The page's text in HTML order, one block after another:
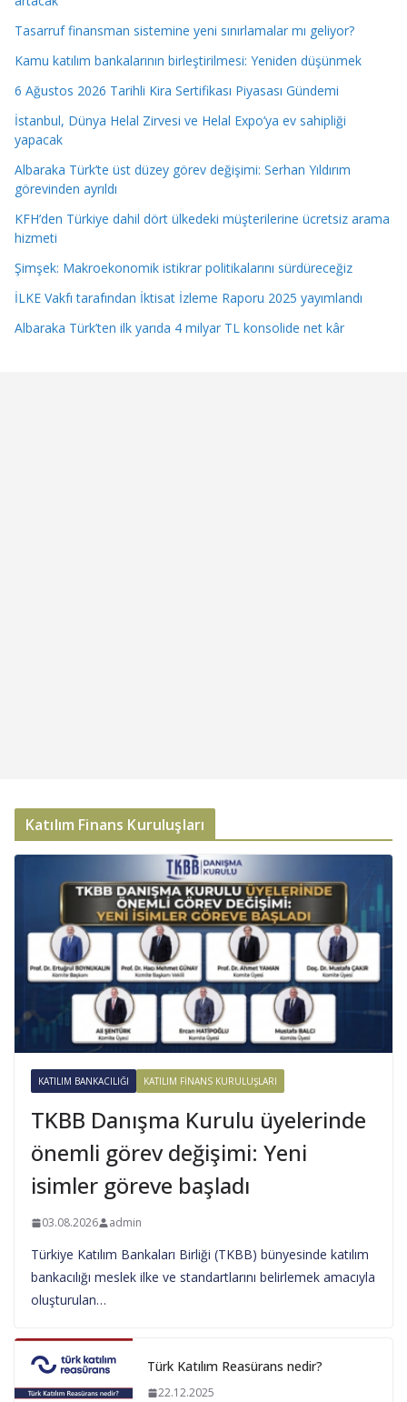
Tasarruf finansman sistemine yeni sınırlamalar mı geliyor?
Kamu katılım bankalarının birleştirilmesi: Yeniden düşünmek
6 Ağustos 2026 Tarihli Kira Sertifikası Piyasası Gündemi
İstanbul, Dünya Helal Zirvesi ve Helal Expo’ya ev sahipliği
yapacak
Albaraka Türk’te üst düzey görev değişimi: Serhan Yıldırım
görevinden ayrıldı
KFH’den Türkiye dahil dört ülkedeki müşterilerine ücretsiz arama
hizmeti
Şimşek: Makroekonomik istikrar politikalarını sürdüreceğiz
İLKE Vakfı tarafından İktisat İzleme Raporu 2025 yayımlandı
Albaraka Türk’ten ilk yarıda 4 milyar TL konsolide net kâr
Katılım Finans Kuruluşları
KATILIM BANKACILIĞI KATILIM FINANS KURULUŞLARI
TKBB Danışma Kurulu üyelerinde
önemli görev değişimi: Yeni
isimler göreve başladı
03.08.2026 admin
Türkiye Katılım Bankaları Birliği (TKBB) bünyesinde katılım
bankacılığı meslek ilke ve standartlarını belirlemek amacıyla
oluşturulan…
Türk Katılım Reasürans nedir?
22.12.2025